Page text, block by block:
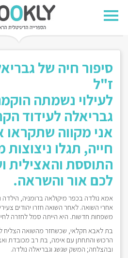
סיפור חיה של
ז"ל
לעילוי נשמתה
גבריאלה לעידוד
אני מקווה
חייה, תגלו ניצוצות
התוססת
לכם אור והשראה.
אמא נולדה בכפר מיקולאה ברומניה, הילדה
אחרי השואה. לאחר השואה חזרו יהודים
משפחות חדשות. היא הייתה סמל לחזרה
בת לאבא חקלאי, שכשחזר מהשואה הצליח
הרכוש והתחתן עם אימה, בת רב מכובדת
ובהצלחה; המשק שגשג וגבריאלה נולדה.